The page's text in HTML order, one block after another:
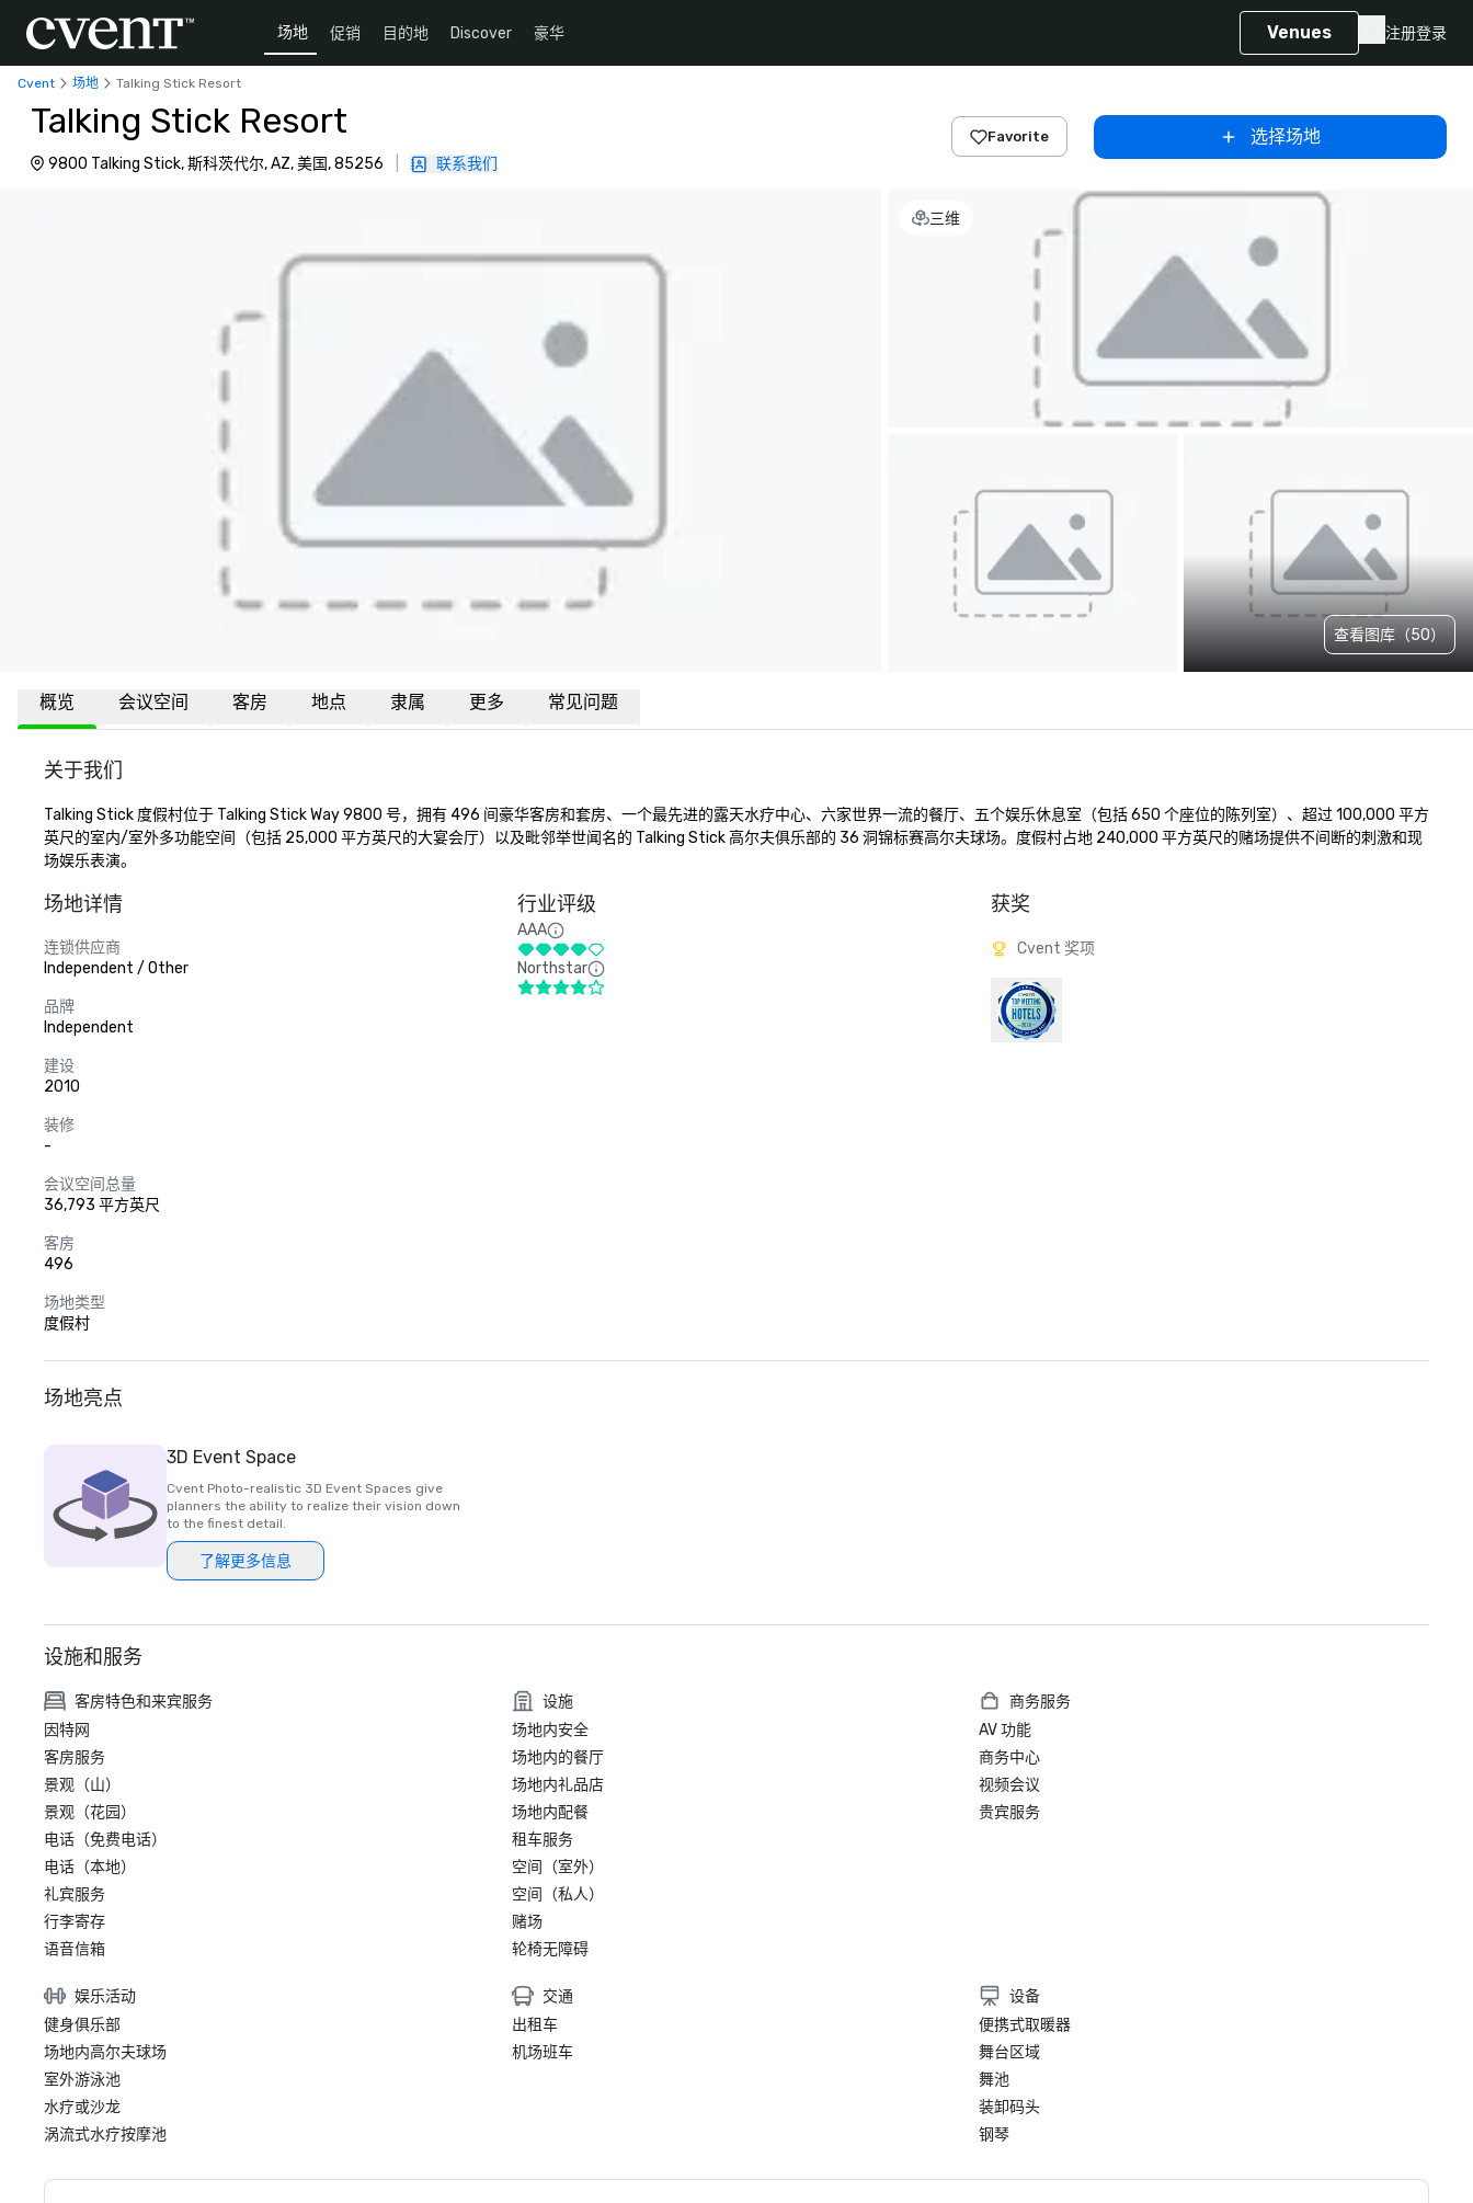
场地 促销 目的地 Discover 豪华 Venues 注册登录
Cvent 场地 Talking Stick Resort
Talking Stick Resort
9800 Talking Stick, 斯科茨代尔, AZ, 美国, 85256 联系我们
Favorite 选择场地
三维
查看图库（50）
概览 会议空间 客房 地点 隶属 更多 常见问题
关于我们
Talking Stick 度假村位于 Talking Stick Way 9800 号，拥有 496 间豪华客房和套房、一个最先进的露天水疗中心、六家世界一流的餐厅、五个娱乐休息室（包括 650 个座位的陈列室）、超过 100,000 平方
英尺的室内/室外多功能空间（包括 25,000 平方英尺的大宴会厅）以及毗邻举世闻名的 Talking Stick 高尔夫俱乐部的 36 洞锦标赛高尔夫球场。度假村占地 240,000 平方英尺的赌场提供不间断的刺激和现
场娱乐表演。
场地详情
连锁供应商
Independent / Other
品牌
Independent
建设
2010
装修
-
会议空间总量
36,793 平方英尺
客房
496
场地类型
度假村
行业评级
AAA
Northstar
获奖
Cvent 奖项
场地亮点
3D Event Space
Cvent Photo-realistic 3D Event Spaces give
planners the ability to realize their vision down
to the finest detail.
了解更多信息
设施和服务
客房特色和来宾服务
因特网
客房服务
景观（山）
景观（花园）
电话（免费电话）
电话（本地）
礼宾服务
行李寄存
语音信箱
设施
场地内安全
场地内的餐厅
场地内礼品店
场地内配餐
租车服务
空间（室外）
空间（私人）
赌场
轮椅无障碍
商务服务
AV 功能
商务中心
视频会议
贵宾服务
娱乐活动
健身俱乐部
场地内高尔夫球场
室外游泳池
水疗或沙龙
涡流式水疗按摩池
交通
出租车
机场班车
设备
便携式取暖器
舞台区域
舞池
装卸码头
钢琴